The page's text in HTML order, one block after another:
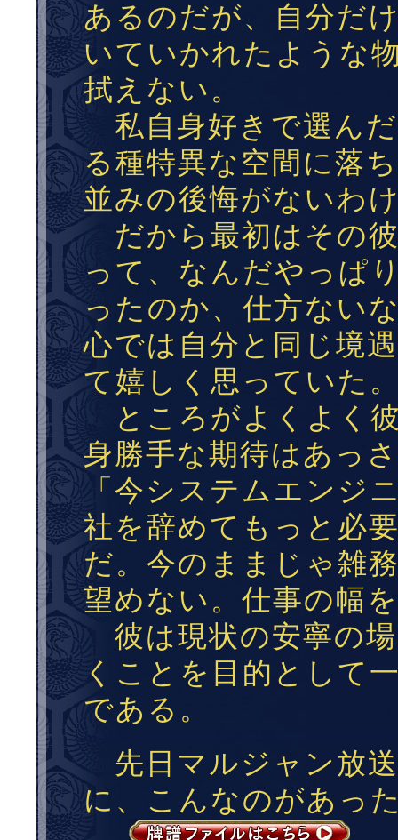
あるのだが、自分だ
いていかれたような
拭えない。
私自身好きで選ん
る種特異な空間に落
並みの後悔がないわ
だから最初はその
って、なんだやっぱ
ったのか、仕方ない
心では自分と同じ境
て嬉しく思っていた
ところがよくよく
身勝手な期待はあっ
「今システムエンジ
社を辞めてもっと必
だ。今のままじゃ雑
望めない。仕事の幅
彼は現状の安寧の
くことを目的として
である。
先日マルジャン放
に、こんなのがあっ